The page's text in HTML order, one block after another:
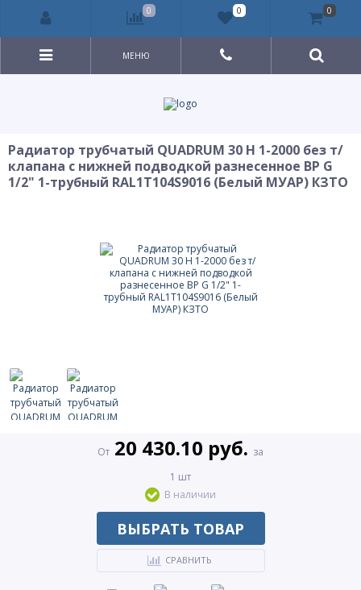
МЕНЮ
Радиатор трубчатый QUADRUM 30 H 1-2000 без т/
клапана с нижней подводкой разнесенное ВР G
1/2" 1-трубный RAL1T104S9016 (Белый МУАР) КЗТО
От 20 430.10 руб. за
1 шт
В наличии
ВЫБРАТЬ ТОВАР
СРАВНИТЬ
0 0 0